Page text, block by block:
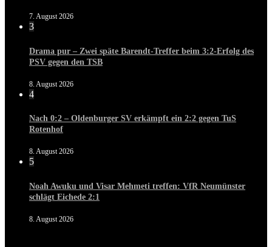
7. August 2026
3
Drama pur – Zwei späte Barendt-Treffer beim 3:2-Erfolg des
PSV gegen den TSB
8. August 2026
4
Nach 0:2 – Oldenburger SV erkämpft ein 2:2 gegen TuS
Rotenhof
8. August 2026
5
Noah Awuku und Visar Mehmeti treffen: VfR Neumünster
schlägt Eichede 2:1
8. August 2026